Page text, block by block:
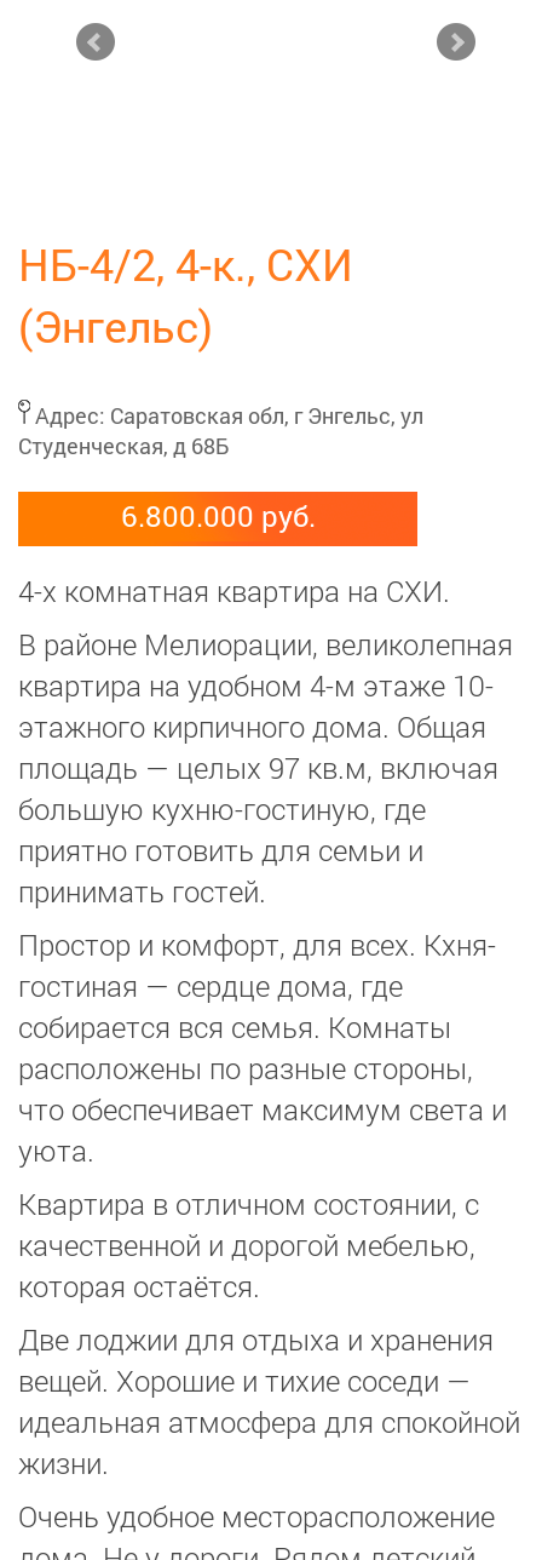
НБ-4/2, 4-к., СХИ
(Энгельс)
Адрес: Саратовская обл, г Энгельс, ул
Студенческая, д 68Б
6.800.000 руб.
4-х комнатная квартира на СХИ.
В районе Мелиорации, великолепная
квартира на удобном 4-м этаже 10-
этажного кирпичного дома. Общая
площадь — целых 97 кв.м, включая
большую кухню-гостиную, где
приятно готовить для семьи и
принимать гостей.
Простор и комфорт, для всех. Кхня-
гостиная — сердце дома, где
собирается вся семья. Комнаты
расположены по разные стороны,
что обеспечивает максимум света и
уюта.
Квартира в отличном состоянии, с
качественной и дорогой мебелью,
которая остаётся.
Две лоджии для отдыха и хранения
вещей. Хорошие и тихие соседи —
идеальная атмосфера для спокойной
жизни.
Очень удобное месторасположение